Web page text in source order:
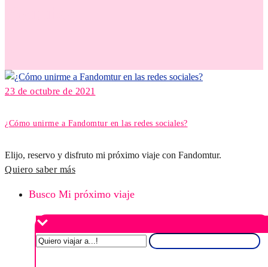
23 de octubre de 2021
¿Cómo unirme a Fandomtur en las redes sociales?
Elijo, reservo y disfruto mi próximo viaje con Fandomtur.
Quiero saber más
Busco Mi próximo viaje